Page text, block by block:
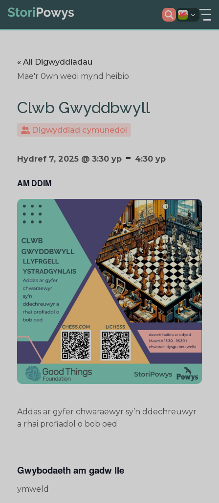
« All Digwyddiadau
Mae'r 0wn wedi mynd heibio
Clwb Gwyddbwyll
Digwyddiad cymunedol
Hydref 7, 2025 @ 3:30 yp - 4:30 yp
AM DDIM
Addas ar gyfer chwaraewyr sy’n ddechreuwyr
a rhai profiadol o bob oed
Gwybodaeth am gadw lle
ymweld